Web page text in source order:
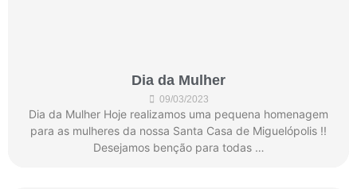
Dia da Mulher
09/03/2023
Dia da Mulher Hoje realizamos uma pequena homenagem
para as mulheres da nossa Santa Casa de Miguelópolis !!
Desejamos benção para todas …